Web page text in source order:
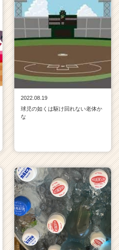
2022.08.19
球児の如くは駆け回れない老体か
な